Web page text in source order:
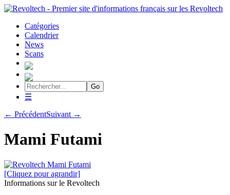
Catégories
Calendrier
News
Scans
☰
← PrécédentSuivant →
Mami Futami
[Cliquez pour agrandir]
Informations sur le Revoltech